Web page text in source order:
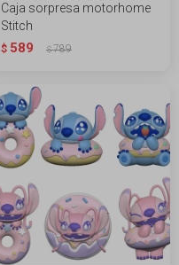
Caja sorpresa motorhome
Stitch
$ 589 $789